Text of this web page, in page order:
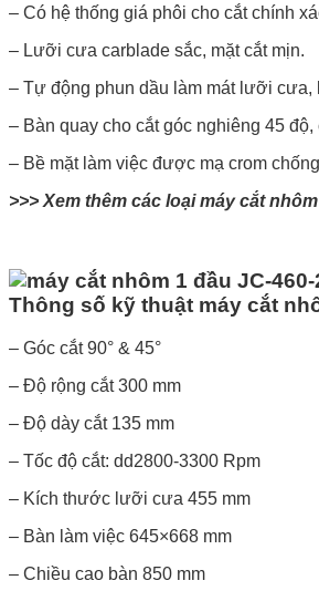
– Có hệ thống giá phôi cho cắt chính
– Lưỡi cưa carblade sắc, mặt cắt mịn.
– Tự động phun dầu làm mát lưỡi
– Bàn quay cho cắt góc nghiêng 45 độ,
– Bề mặt làm việc được mạ crom
>>> Xem thêm các loại máy cắt
Thông số kỹ thuật máy cắt
– Góc cắt 90° & 45°
– Độ rộng cắt 300 mm
– Độ dày cắt 135 mm
– Tốc độ cắt: dd2800-3300 Rpm
– Kích thước lưỡi cưa 455 mm
– Bàn làm việc 645×668 mm
– Chiều cao bàn 850 mm